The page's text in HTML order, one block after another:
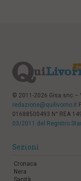
© 2011-2026 Gisa snc –
redazione@quilivorno.it
01688500493 N° REA
03/2011 del Registro
Sezioni
Cronaca
Nera
Sanità